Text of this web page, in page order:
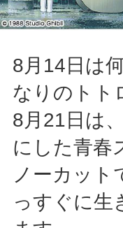
8月14日は
なりのトト
8月21日は
にした青春
ノーカット
っすぐに生